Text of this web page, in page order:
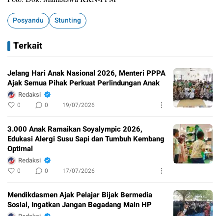
Posyandu Stunting
Terkait
Jelang Hari Anak Nasional 2026, Menteri PPPA
Ajak Semua Pihak Perkuat Perlindungan Anak
Redaksi
0 0 19/07/2026
3.000 Anak Ramaikan Soyalympic 2026,
Edukasi Alergi Susu Sapi dan Tumbuh Kembang
Optimal
Redaksi
0 0 17/07/2026
Mendikdasmen Ajak Pelajar Bijak Bermedia
Sosial, Ingatkan Jangan Begadang Main HP